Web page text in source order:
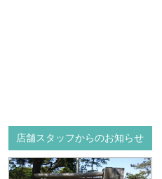
店舗スタッフからのお知らせ